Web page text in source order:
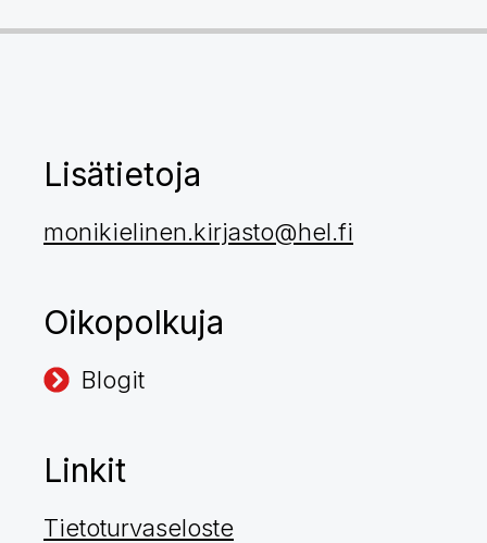
Lisätietoja
monikielinen.kirjasto@hel.fi
Oikopolkuja
Blogit
Linkit
Tietoturvaseloste